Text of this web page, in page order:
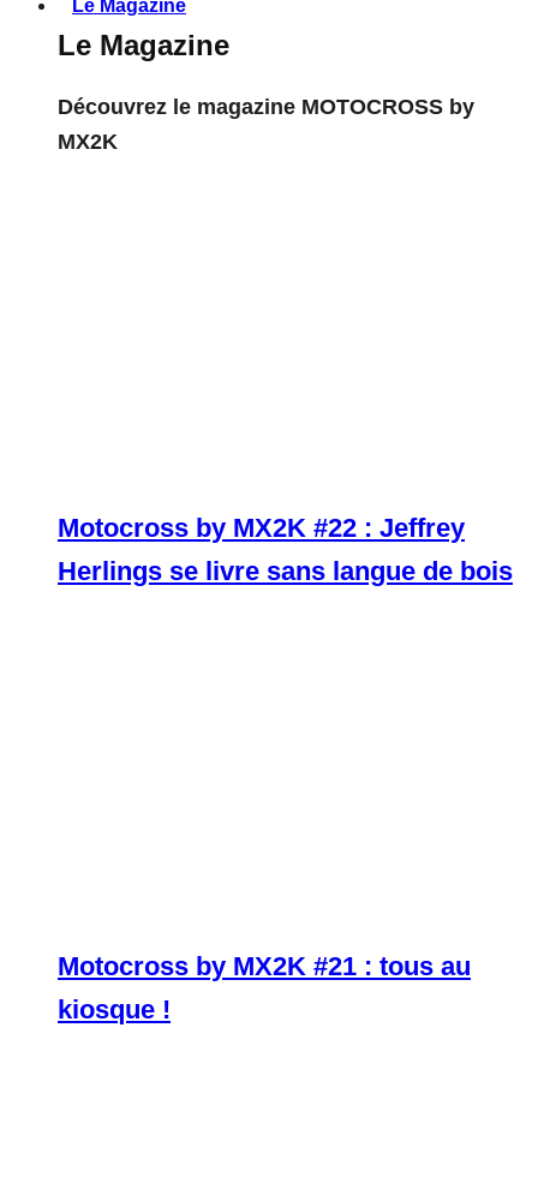
Le Magazine
Le Magazine
Découvrez le magazine MOTOCROSS by
MX2K
Motocross by MX2K #22 : Jeffrey
Herlings se livre sans langue de bois
Motocross by MX2K #21 : tous au
kiosque !